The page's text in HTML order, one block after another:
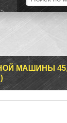
МАШИНЫ